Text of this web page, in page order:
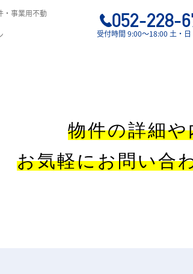
・事業用不動
052-228-
受付時間 9:00〜18:00 土・
物件の詳細
お気軽にお問い合